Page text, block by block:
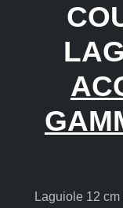
Laguiole 12